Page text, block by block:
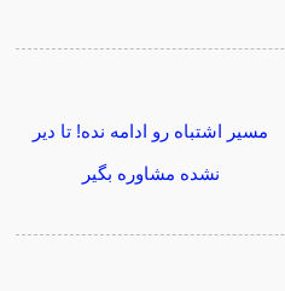
مسیر اشتباه رو ادامه نده! تا دیر
نشده مشاوره بگیر